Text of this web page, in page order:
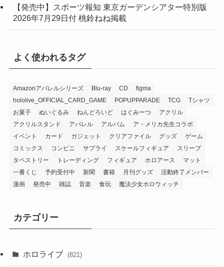
【発売中】スポーツ報知 東京ガーデンシアター特別版
2026年7月29日付 桃鈴ねね掲載
よく使われるタグ
Amazonアパレルシリーズ Blu-ray CD
figma
hololive_OFFICIAL_CARD_GAME
POPUPPARADE TCG
Tシャツ
お菓子
ぬいぐるみ ねんどろいど はぐみーつ
アクリル
アクリルスタンド
アパレル アルバム
ア・メリカ先生コラボ
イベント
カード ガジェット クリアファイル グッズ
ゲーム
コミックス
コンビニ サプライ スケールフィギュア
スリーブ
タペストリー
トレーディング フィギュア ホロアース
マット
一番くじ
予約受付中 新聞 書籍 月刊グッズ
活動終了メンバー
漫画
発売中 雑誌 音楽 食玩 魔法少女ホロウィッチ
カテゴリー
ホロライブ (821)